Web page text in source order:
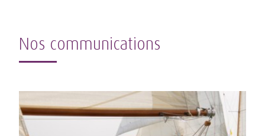
Nos communications